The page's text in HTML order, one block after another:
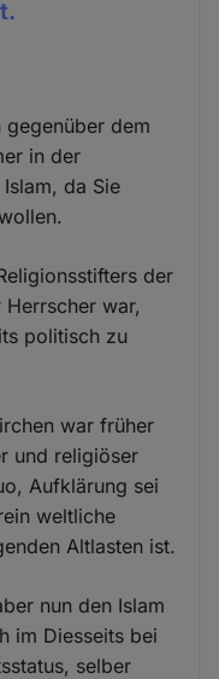
gegenüber dem
in der
da Sie
der
war,
politisch zu
war früher
und religiöser
Aufklärung sei
weltliche
Altlasten ist.
nun den Islam
im Diesseits bei
selber